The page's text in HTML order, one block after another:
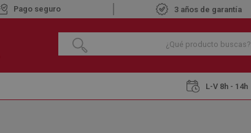
Pago seguro 3 años de garantía
L-V 8h - 14h